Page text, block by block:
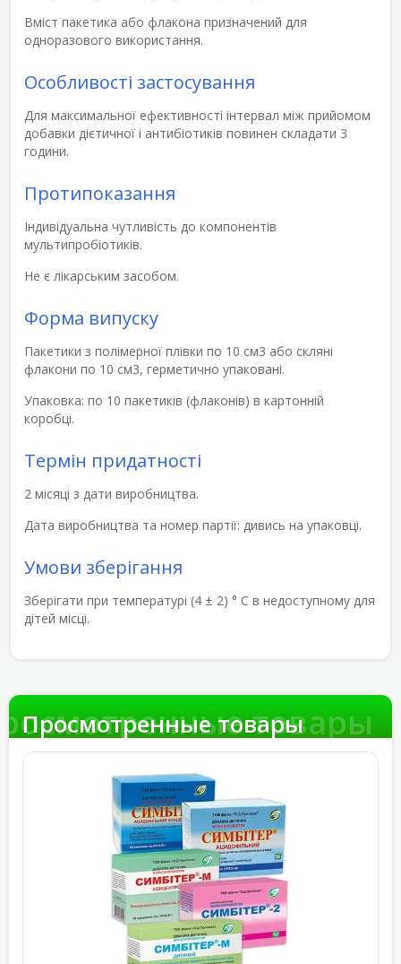
Вміст пакетика або флакона призначений для
одноразового використання.
Особливості застосування
Для максимальної ефективності інтервал між прийомом
добавки дієтичної і антибіотиків повинен складати 3
години.
Протипоказання
Індивідуальна чутливість до компонентів
мультипробіотиків.
Не є лікарським засобом.
Форма випуску
Пакетики з полімерної плівки по 10 см3 або скляні
флакони по 10 см3, герметично упаковані.
Упаковка: по 10 пакетиків (флаконів) в картонній
коробці.
Термін придатності
2 місяці з дати виробництва.
Дата виробництва та номер партії: дивись на упаковці.
Умови зберігання
Зберігати при температурі (4 ± 2) ° С в недоступному для
дітей місці.
товары
Просмотренные товары